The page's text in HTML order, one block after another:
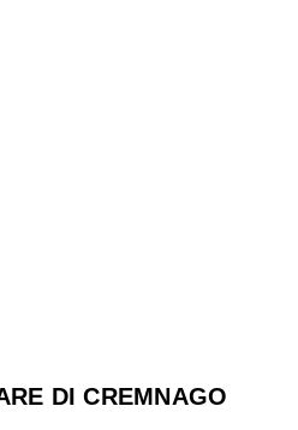
DI CREMNAGO